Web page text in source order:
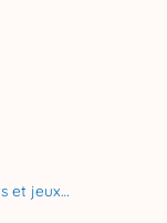
et jeux…